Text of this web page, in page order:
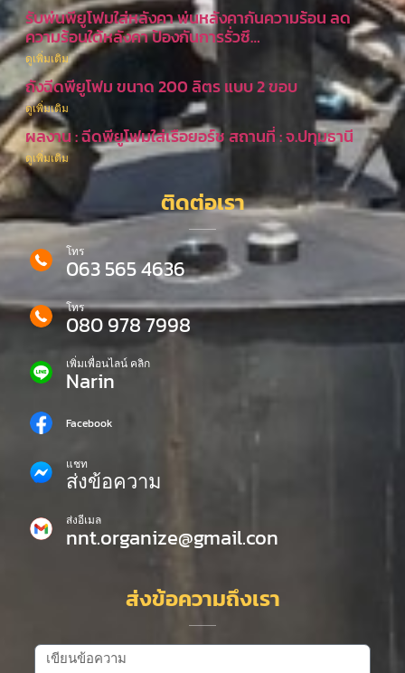
รับพ่นพียูโฟมใส่หลังคา พ่นหลังคากันความร้อน ลด
ความร้อนใต้หลังคา ป้องกันการรั่วซึ…
ดูเพิ่มเติม
ถังฉีดพียูโฟม ขนาด 200 ลิตร แบบ 2 ขอบ
ดูเพิ่มเติม
ผลงาน : ฉีดพียูโฟมใส่เรือยอร์ช สถานที่ : จ.ปทุมธานี
ดูเพิ่มเติม
ติดต่อเรา
โทร
063 565 4636
โทร
080 978 7998
เพิ่มเพื่อนไลน์ คลิก
Narin
Facebook
แชท
ส่งข้อความ
ส่งอีเมล
nnt.organize@gmail.con
ส่งข้อความถึงเรา